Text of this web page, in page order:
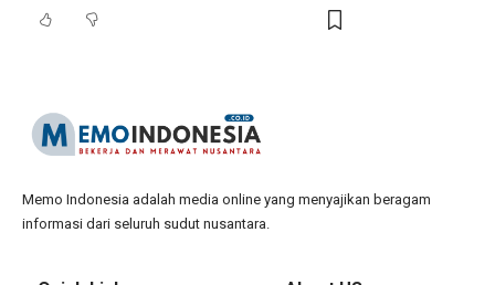
Memo Indonesia adalah media online yang menyajikan beragam
informasi dari seluruh sudut nusantara.